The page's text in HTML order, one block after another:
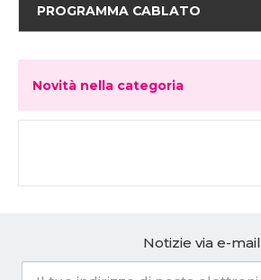
PROGRAMMA CABLATO
Novità nella categoria
Notizie via e-mail